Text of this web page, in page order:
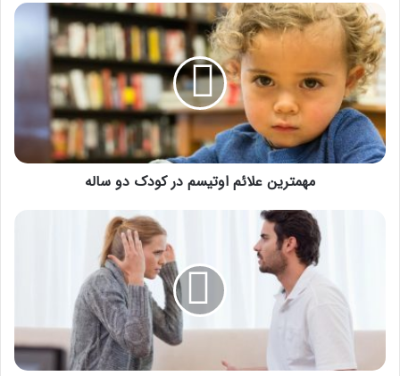
مهمترین
علائم
اوتیسم
در
کودک
دو
ساله
مهمترین علائم اوتیسم در کودک دو ساله
می